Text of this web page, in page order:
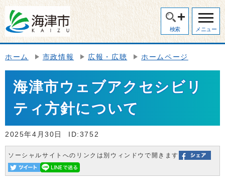
検索 メニュー
ホーム 市政情報 広報・広聴 ホームページ
海津市ウェブアクセシビリ
ティ方針について
2025年4月30日 ID:3752
ソーシャルサイトへのリンクは別ウィンドウで開きます